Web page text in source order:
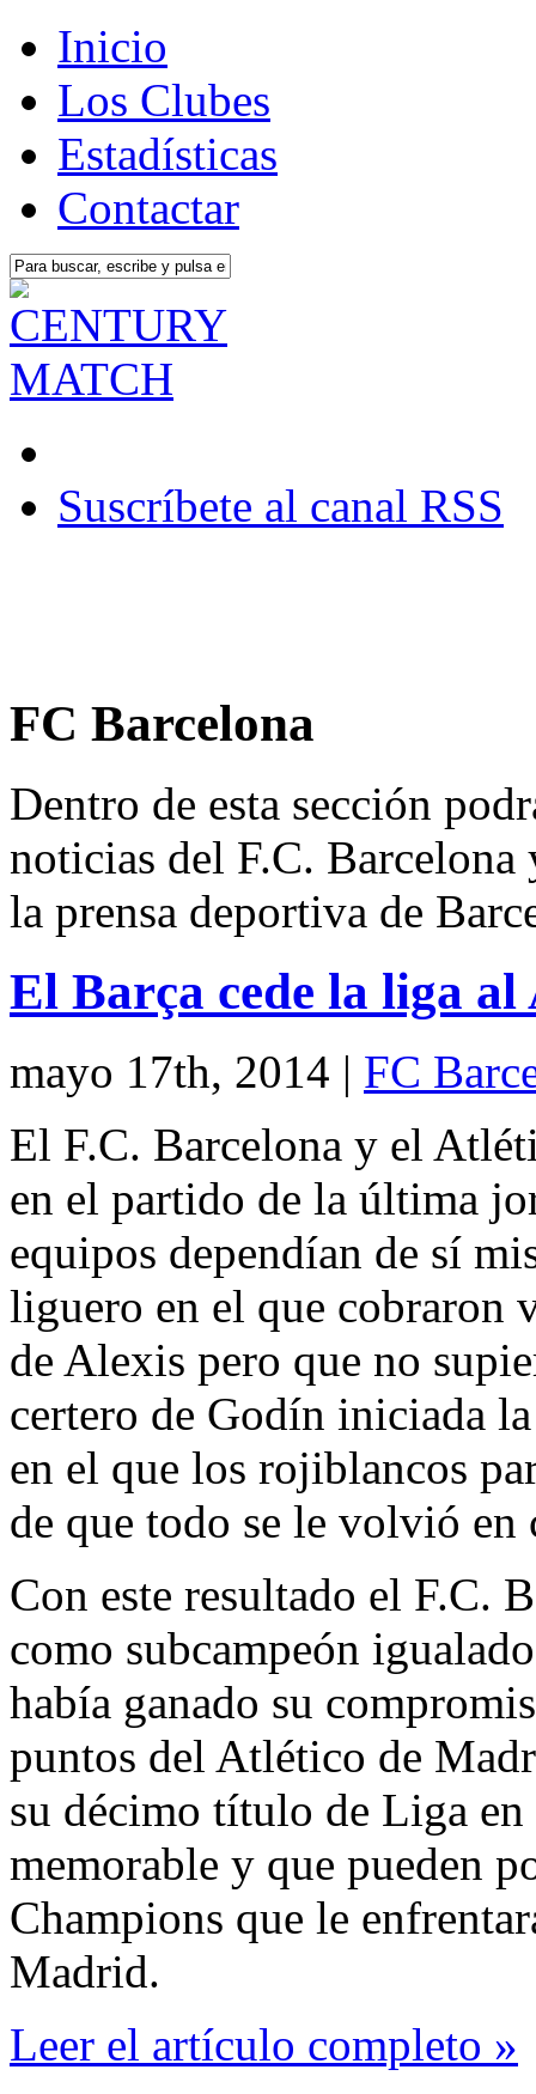
Inicio
Los Clubes
Estadísticas
Contactar
Suscríbete al canal RSS
FC Barcelona
Dentro de esta sección
noticias del F.C.
la prensa deportiva de
El Barça cede la liga
mayo 17th, 2014 | FC
El F.C. Barcelona y el
en el partido de la última
equipos dependían de sí
liguero en el que cobraron
de Alexis pero que no
certero de Godín iniciada
en el que los rojiblancos
de que todo se le volvió en
Con este resultado el F.C.
como subcampeón
había ganado su
puntos del Atlético de
su décimo título de Liga en
memorable y que pueden
Champions que le
Madrid.
Leer el artículo completo »